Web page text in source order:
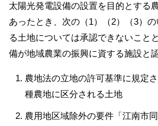
太陽光発電設備の設置を目的とする
あったとき、次の（1）（2）（3）
る土地については承認できないこと
備が地域農業の振興に資する施設と
農地法の立地の許可基準に規定
種農地に区分される土地
農用地区域除外の要件「江南市